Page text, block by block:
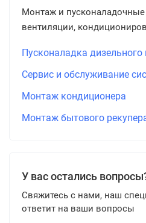
Монтаж и пусконаладочные
вентиляции,
Пусконаладка дизельного
Сервис и обслуживание
Монтаж кондиционера
Монтаж бытового
У вас остались
Свяжитесь с нами, наш
ответит на ваши вопросы